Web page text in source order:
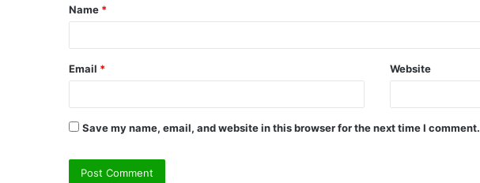
*
Name *
Email * Website
Save my name, email, and website in this browser for the next time I comment.